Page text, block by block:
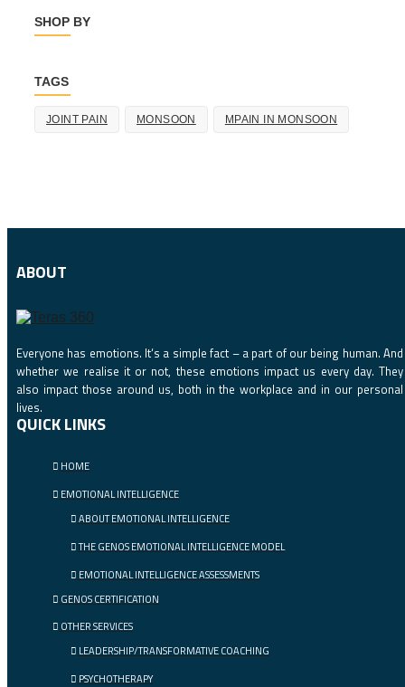
SHOP BY
TAGS
JOINT PAIN MONSOON MPAIN IN MONSOON
ABOUT
Everyone has emotions. It‘s a simple fact – a part of our being human. And
whether we realise it or not, these emotions impact us every day. They
also impact those around us, both in the workplace and in our personal
lives.
QUICK LINKS
HOME
EMOTIONAL INTELLIGENCE
ABOUT EMOTIONAL INTELLIGENCE
THE GENOS EMOTIONAL INTELLIGENCE MODEL
EMOTIONAL INTELLIGENCE ASSESSMENTS
GENOS CERTIFICATION
OTHER SERVICES
LEADERSHIP/TRANSFORMATIVE COACHING
PSYCHOTHERAPY